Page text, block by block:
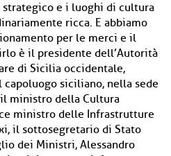
strategico e i luoghi di cultura
ricca. E abbiamo
per le merci e il
è il presidente dell’Autorità
di Sicilia occidentale,
siciliano, nella sede
ministro della Cultura
ministro delle Infrastrutture
il sottosegretario di Stato
dei Ministri, Alessandro